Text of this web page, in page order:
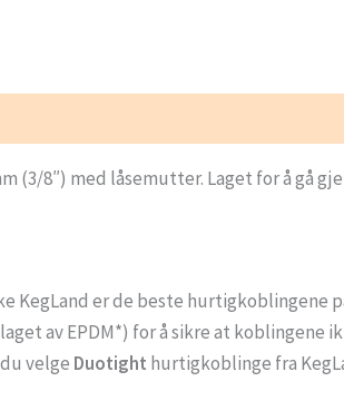
(3/8″) med låsemutter. Laget for å gå
KegLand er de beste
av EPDM*) for å sikre at koblingene
velge Duotight hurtigkoblinge fra